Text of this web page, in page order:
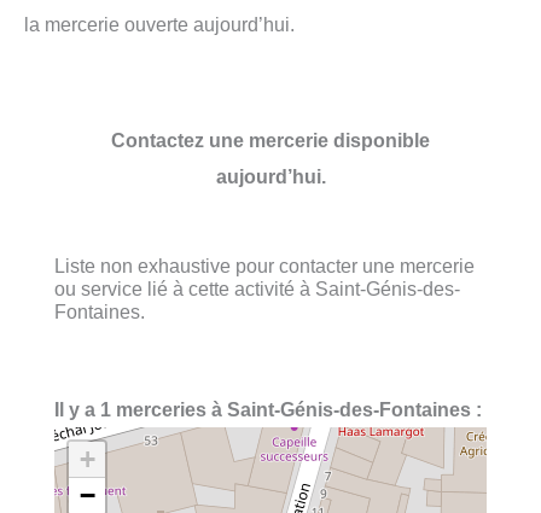
la mercerie ouverte aujourd’hui.
Contactez une mercerie disponible
aujourd’hui.
Liste non exhaustive pour contacter une mercerie
ou service lié à cette activité à Saint-Génis-des-
Fontaines.
Il y a 1 merceries à Saint-Génis-des-Fontaines :
+
−